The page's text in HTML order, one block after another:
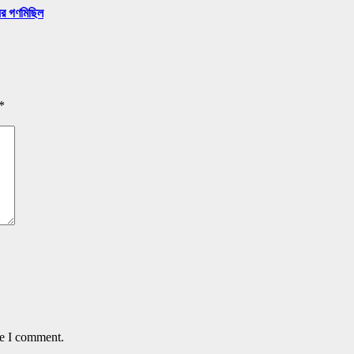
গণমিছিল
*
I comment.